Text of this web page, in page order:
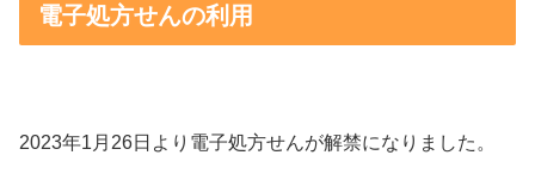
電子処方せんの利用
2023年1月26日より電子処方せんが解禁になりました。